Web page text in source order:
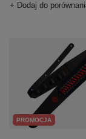
+ Dodaj do
PROMOCJA